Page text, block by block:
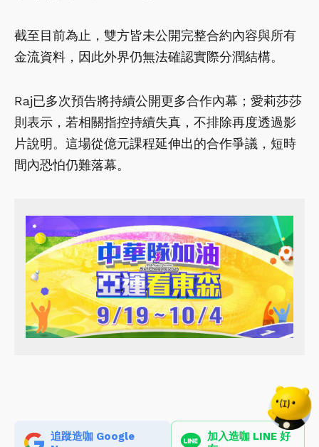
截至目前為止，雙方皆未公開完整合約內容與所有
金流資料，因此外界仍無法確認實際分潤結構。
Raj已多次預告將持續公開更多合作內幕；愛莉莎莎
則表示，若相關指控持續失真，不排除再度透過影
片說明。這場從億元課程延伸出的合作爭議，短時
間內恐怕仍難落幕。
追蹤造咖 Google
加入造咖 LINE 好